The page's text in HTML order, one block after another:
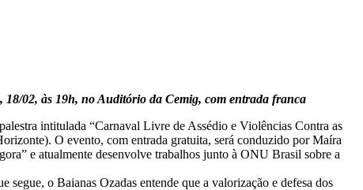
18/02, às 19h, no Auditório da Cemig, com entrada franca
intitulada “Carnaval Livre de Assédio e Violências Contra as
O evento, com entrada gratuita, será conduzido por Maíra
e atualmente desenvolve trabalhos junto à ONU Brasil sobre a
o Baianas Ozadas entende que a valorização e defesa dos